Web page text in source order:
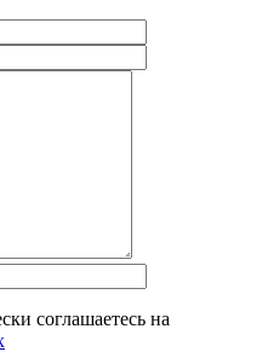
соглашаетесь на